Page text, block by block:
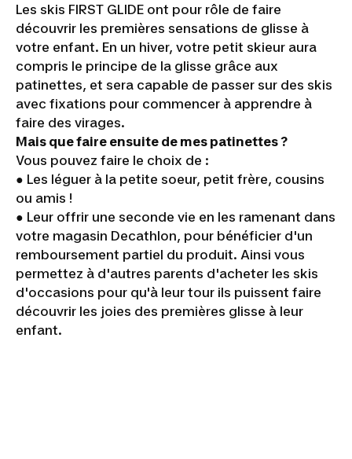
Les skis FIRST GLIDE ont pour rôle de faire
découvrir les premières sensations de glisse à
votre enfant. En un hiver, votre petit skieur aura
compris le principe de la glisse grâce aux
patinettes, et sera capable de passer sur des skis
avec fixations pour commencer à apprendre à
faire des virages.
Mais que faire ensuite de mes patinettes ?
Vous pouvez faire le choix de :
● Les léguer à la petite soeur, petit frère, cousins
ou amis !
● Leur offrir une seconde vie en les ramenant dans
votre magasin Decathlon, pour bénéficier d'un
remboursement partiel du produit. Ainsi vous
permettez à d'autres parents d'acheter les skis
d'occasions pour qu'à leur tour ils puissent faire
découvrir les joies des premières glisse à leur
enfant.